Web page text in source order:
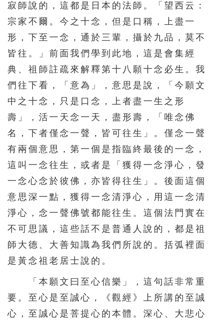
186 187 188 189 190
191 192 193 194
201 202 203 204 205
206 207 208 209 210
211 212 213 214
216 217 218 219 220
221 222 223 224 225
231 232 233 235
236 237 238 239 240
241 242 243 244 245
246 247 248 249 250
266 267 268 269 270
寂師說的，這都是日本的法師。「望西云：
宗家不爾。今之十念，但是口稱，上盡一
形，下至一念，通於三輩，攝於九品，莫不
皆往。」前面我們學到此地，這是會集經
典、祖師註疏來解釋第十八願十念必生。我
們往下看，「意為」，意思是說，「今願文
中之十念，只是口念，上者盡一生之形
壽」，活一天念一天，盡形壽，「唯念佛
名，下者僅念一聲，皆可往生」。僅念一聲
有兩個意思，第一個是指臨終最後的一念，
這叫一念往生，或者是「獲得一念淨心，發
一念心念於彼佛，亦皆得往生」。後面這個
意思深一點，獲得一念清淨心，用這一念清
淨心，念一聲佛號都能往生。這個法門實在
不可思議，這些話不是普通人說的，都是祖
師大德、大善知識為我們所說的。括弧裡面
是黃念祖老居士說的。
「本願文曰至心信樂」，這句話非常重
要。至心是至誠心，《觀經》上所講的至誠
心，至誠心是菩提心的本體。深心、大悲心